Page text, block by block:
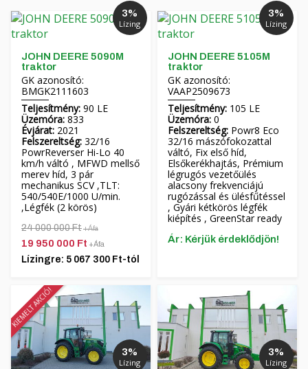
3%
Lízing
JOHN DEERE 5090M
traktor
GK azonosító:
BMGK2111603
Teljesítmény: 90 LE
Üzemóra: 833
Évjárat: 2021
Felszereltség: 32/16
PowrReverser Hi-Lo 40
km/h váltó , MFWD mellső
merev híd, 3 pár
mechanikus SCV ,TLT:
540/540E/1000 U/min.
,Légfék (2 körös)
24 000 000 Ft+Áfa
19 950 000 Ft +Áfa
Lízingre: 5 067 300 Ft-tól
3%
Lízing
JOHN DEERE 5105M
traktor
GK azonosító:
VAAP2509673
Teljesítmény: 105 LE
Üzemóra: 0
Felszereltség: Powr8 Eco
32/16 mászófokozattal
váltó, Fix első híd,
Elsőkerékhajtás, Prémium
légrugós vezetőülés
alacsony frekvenciájú
rugózással és ülésfűtéssel
, Gyári kétkörös légfék
kiépítés , GreenStar ready
Ár: Kérjük érdeklődjön!
KIEMELT AKCIÓ!
3%
Lízing
3%
Lízing